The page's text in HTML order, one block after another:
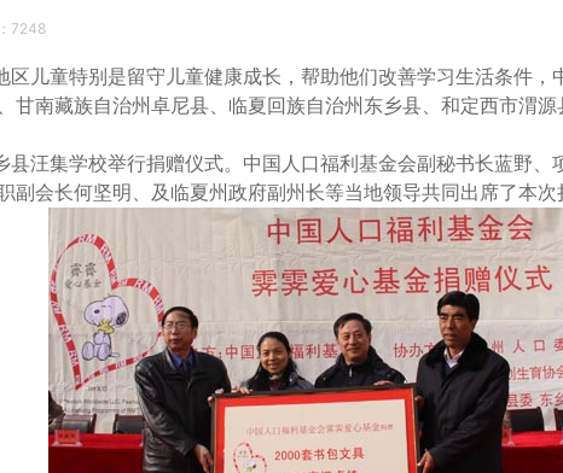
7248
区儿童特别是留守儿童健康成长，帮助他们改善学习生活条件，
甘南藏族自治州卓尼县、临夏回族自治州东乡县、和定西市渭源
县汪集学校举行捐赠仪式。中国人口福利基金会副秘书长蓝野
副会长何坚明、及临夏州政府副州长等当地领导共同出席了本次